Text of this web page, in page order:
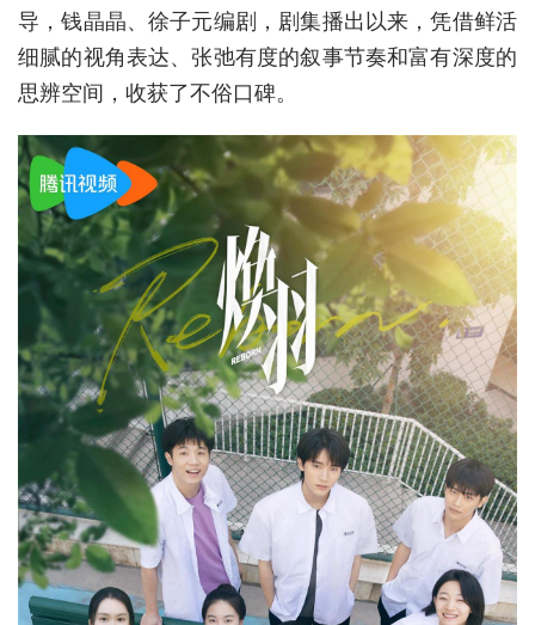
极客圈
经济
城建
科教
健康
悠游
相亲
汽车
房产
消费
创意
文化
导，钱晶晶、徐子元编剧，剧集播出以来，凭借鲜活
细腻的视角表达、张弛有度的叙事节奏和富有深度的
思辨空间，收获了不俗口碑。